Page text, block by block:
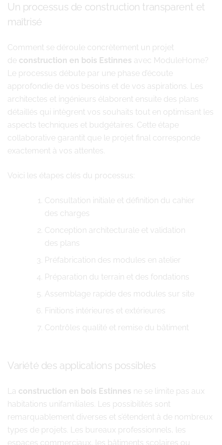
Un processus de construction transparent et
maîtrisé
Comment se déroule concrètement un projet
de construction en bois Estinnes avec ModuleHome?
Le processus débute par une phase d’écoute
approfondie de vos besoins et de vos aspirations. Les
architectes et ingénieurs élaborent ensuite des plans
détaillés qui intègrent vos souhaits tout en optimisant les
aspects techniques et budgétaires. Cette étape
collaborative garantit que le projet final corresponde
exactement à vos attentes.
Voici les étapes clés du processus:
Consultation initiale et définition du cahier
des charges
Conception architecturale et validation
des plans
Préfabrication des modules en atelier
Préparation du terrain et des fondations
Assemblage rapide des modules sur site
Finitions intérieures et extérieures
Contrôles qualité et remise du bâtiment
Variété des applications possibles
La construction en bois Estinnes ne se limite pas aux
habitations unifamiliales. Les possibilités sont
remarquablement diverses et s’étendent à de nombreux
types de projets. Les bureaux professionnels, les
espaces commerciaux, les bâtiments scolaires ou